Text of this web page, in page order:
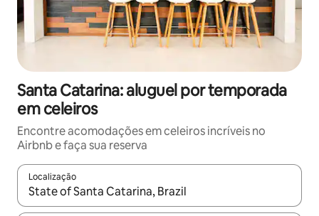
Santa Catarina: aluguel por temporada
em celeiros
Encontre acomodações em celeiros incríveis no
Airbnb e faça sua reserva
Localização
Quando os resultados estiverem disponíveis, explore-os